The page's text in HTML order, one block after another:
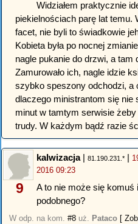
Widziałem praktycznie
piekielnościach parę lat temu.
facet, nie byli to świadkowie
Kobieta była po nocnej
nagle pukanie do drzwi, a tam
Zamurowało ich, nagle idzie
szybko speszony odchodzi, a
dlaczego ministrantom się nie
minut w tamtym serwisie
trudy. W każdym bądź razie
9
kalwizacja| 81.190.231.* |
2016 09:23
A to nie może się
podobnego?
W odp. na kom. #8 uż. Pataco [